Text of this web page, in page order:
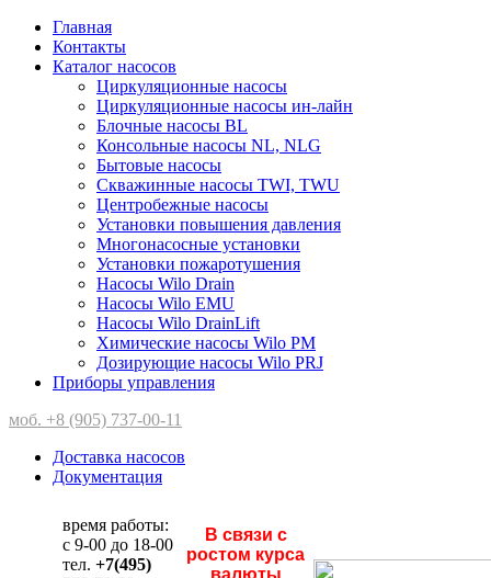
Главная
Контакты
Каталог насосов
Циркуляционные насосы
Циркуляционные насосы ин-лайн
Блочные насосы BL
Консольные насосы NL, NLG
Бытовые насосы
Скважинные насосы TWI, TWU
Центробежные насосы
Установки повышения давления
Многонасосные установки
Установки пожаротушения
Насосы Wilo Drain
Насосы Wilo EMU
Насосы Wilo DrainLift
Химические насосы Wilo PM
Дозирующие насосы Wilo PRJ
Приборы управления
моб. +8 (905) 737-00-11
Доставка насосов
Документация
время работы:
с 9-00 до 18-00
тел. +7(495)
В связи с
ростом курса
валюты